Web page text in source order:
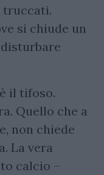
truccati.
si chiude un
il tifoso.
Quello che a
non chiede
La vera
calcio –